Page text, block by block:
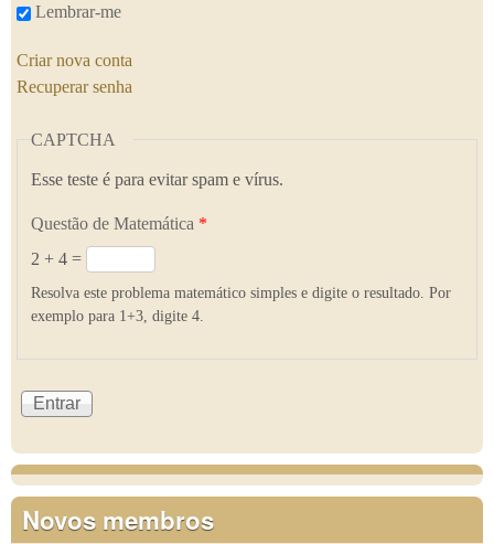
Lembrar-me
Criar nova conta
Recuperar senha
CAPTCHA
Esse teste é para evitar spam e vírus.
Questão de Matemática *
2 + 4 =
Resolva este problema matemático simples e digite o resultado. Por
exemplo para 1+3, digite 4.
Novos membros